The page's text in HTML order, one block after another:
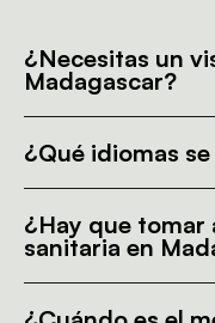
¿Necesitas un
Madagascar?
¿Qué idiomas
¿Hay que tomar
sanitaria en